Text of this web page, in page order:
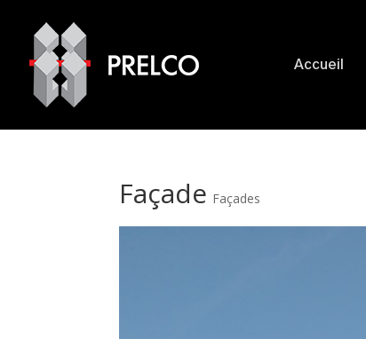
Accueil
Façade Façades